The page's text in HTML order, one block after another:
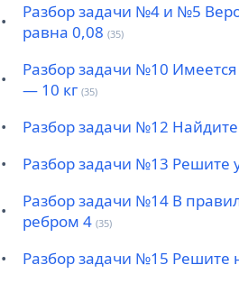
•
Разбор задачи №4 и №5
равна 0,08 (35)
•
Разбор задачи №10
— 10 кг (35)
• Разбор задачи №12
• Разбор задачи №13 Решите
•
Разбор задачи №14 В
ребром 4 (35)
• Разбор задачи №15 Решите